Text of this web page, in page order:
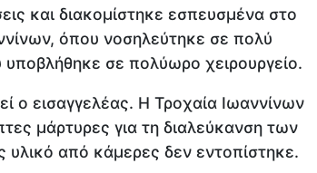
και διακομίστηκε εσπευσμένα στο
όπου νοσηλεύτηκε σε πολύ
σε πολύωρο χειρουργείο.
ο εισαγγελέας. Η Τροχαία Ιωαννίνων
μάρτυρες για τη διαλεύκανση των
από κάμερες δεν εντοπίστηκε.